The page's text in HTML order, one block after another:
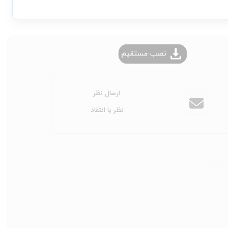
ارسال نظر
نظر یا انتقاد